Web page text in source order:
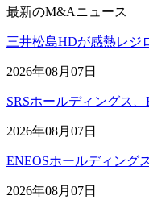
最新のM&Aニュース
三井松島HDが感熱レジ
2026年08月07日
SRSホールディングス
2026年08月07日
ENEOSホールディング
2026年08月07日